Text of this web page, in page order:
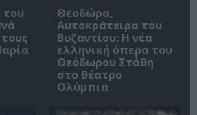
του
Θεοδώρα,
Αυτοκράτειρα του
Βυζαντίου: Η νέα
ελληνική όπερα του
Θεόδωρου Στάθη
στο θέατρο
Ολύμπια